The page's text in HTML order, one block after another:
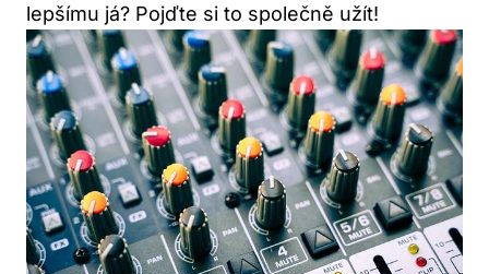
lepšímu já? Pojďte si to společně užít!